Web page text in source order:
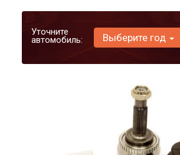
Уточните
автомобиль: Выберите год